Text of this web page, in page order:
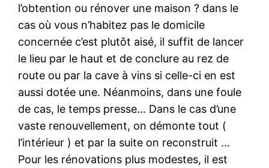
l’obtention ou rénover une maison ? dans le
cas où vous n’habitez pas le domicile
concernée c’est plutôt aisé, il suffit de lancer
le lieu par le haut et de conclure au rez de
route ou par la cave à vins si celle-ci en est
aussi dotée une. Néanmoins, dans une foule
de cas, le temps presse… Dans le cas d’une
vaste renouvellement, on démonte tout (
l’intérieur ) et par la suite on reconstruit …
Pour les rénovations plus modestes, il est